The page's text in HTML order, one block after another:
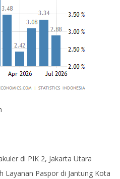
di PIK 2, Jakarta Utara
Layanan Paspor di Jantung Kota